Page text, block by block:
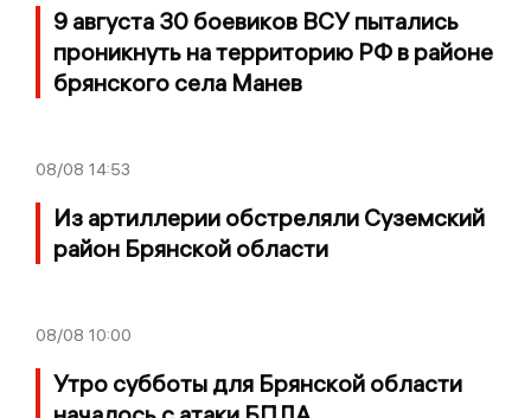
9 августа 30 боевиков ВСУ пытались
проникнуть на территорию РФ в районе
брянского села Манев
08/08 14:53
Из артиллерии обстреляли Суземский
район Брянской области
08/08 10:00
Утро субботы для Брянской области